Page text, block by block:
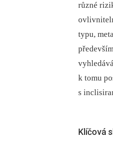
různé
typu,
k tomu
s
Klíčová